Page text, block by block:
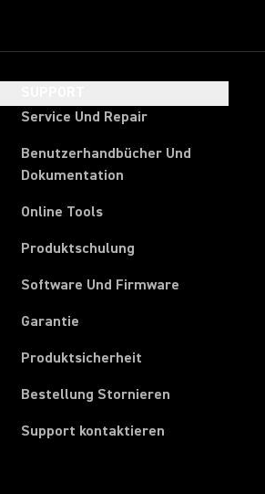
Service Und Repair
Benutzerhandbücher Und
Dokumentation
Online Tools
Produktschulung
Software Und Firmware
Garantie
Produktsicherheit
Bestellung Stornieren
Support kontaktieren